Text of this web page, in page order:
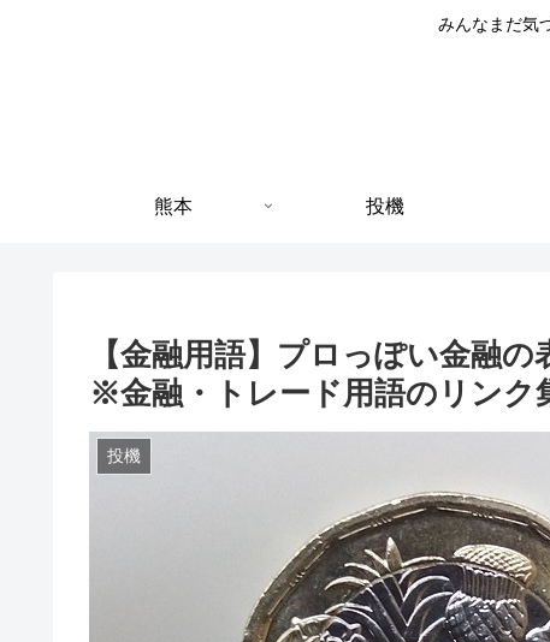
みんなまだ気
熊本 投機
【金融用語】プロっぽい金融
※金融・トレード用語のリンク
投機